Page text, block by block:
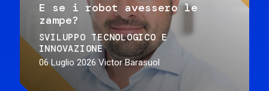
E se i robot avessero le
zampe?
SVILUPPO TECNOLOGICO E
INNOVAZIONE
06 Luglio 2026 Victor Barasuol